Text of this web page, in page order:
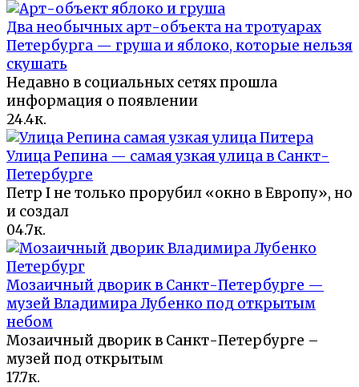
Два необычных арт-объекта на тротуарах
Петербурга — груша и яблоко, которые нельзя
скушать
Недавно в социальных сетях прошла
информация о появлении
24.4к.
Улица Репина — самая узкая улица в Санкт-
Петербурге
Петр I не только прорубил «окно в Европу», но
и создал
04.7к.
Мозаичный дворик в Санкт-Петербурге —
музей Владимира Лубенко под открытым
небом
Мозаичный дворик в Санкт-Петербурге –
музей под открытым
17.7к.